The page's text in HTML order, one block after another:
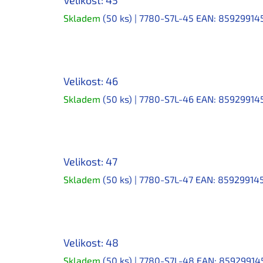
Skladem (50 ks) | 7780-S7L-45 EAN:
Velikost: 46
Skladem (50 ks) | 7780-S7L-46 EAN:
Velikost: 47
Skladem (50 ks) | 7780-S7L-47 EAN:
Velikost: 48
Skladem (50 ks) | 7780-S7L-48 EAN: